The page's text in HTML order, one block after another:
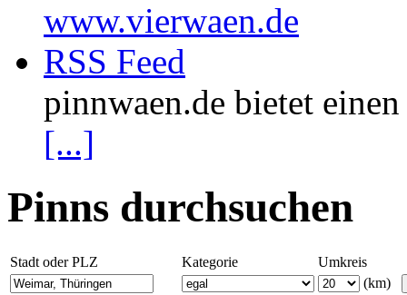
www.vierwaen.de
RSS Feed
pinnwaen.de bietet
[...]
Pinns durchsuchen
Stadt oder PLZ Kategorie
Umkreis
(km)